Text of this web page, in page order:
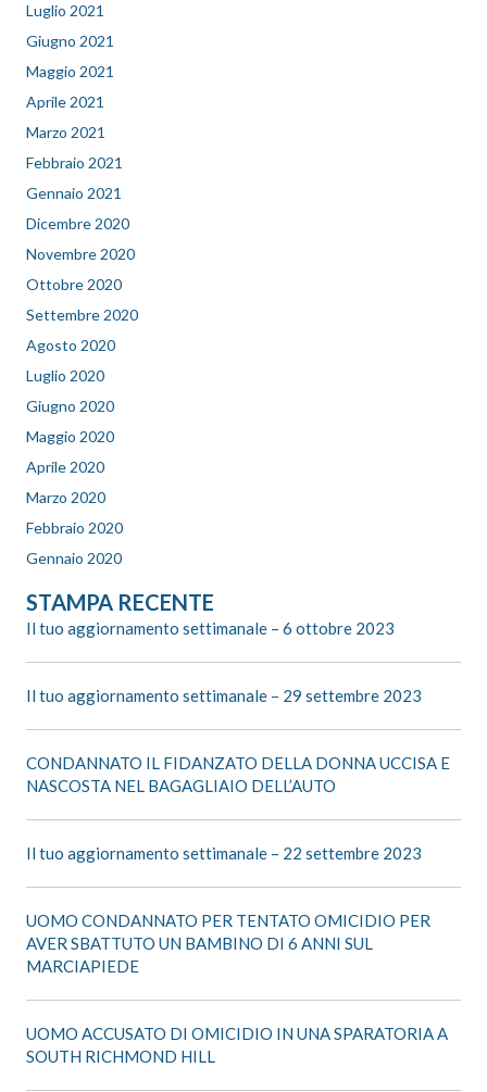
Luglio 2021
Giugno 2021
Maggio 2021
Aprile 2021
Marzo 2021
Febbraio 2021
Gennaio 2021
Dicembre 2020
Novembre 2020
Ottobre 2020
Settembre 2020
Agosto 2020
Luglio 2020
Giugno 2020
Maggio 2020
Aprile 2020
Marzo 2020
Febbraio 2020
Gennaio 2020
STAMPA RECENTE
Il tuo aggiornamento settimanale – 6 ottobre 2023
Il tuo aggiornamento settimanale – 29 settembre 2023
CONDANNATO IL FIDANZATO DELLA DONNA UCCISA E
NASCOSTA NEL BAGAGLIAIO DELL’AUTO
Il tuo aggiornamento settimanale – 22 settembre 2023
UOMO CONDANNATO PER TENTATO OMICIDIO PER
AVER SBATTUTO UN BAMBINO DI 6 ANNI SUL
MARCIAPIEDE
UOMO ACCUSATO DI OMICIDIO IN UNA SPARATORIA A
SOUTH RICHMOND HILL